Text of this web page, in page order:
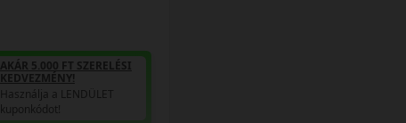
AKÁR 5.000 FT SZERELÉSI
KEDVEZMÉNY!
Használja a LENDÜLET
kuponkódot!